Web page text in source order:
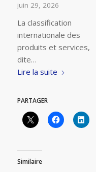
juin 29, 2026
La classification
internationale des
produits et services,
dite…
Lire la suite
PARTAGER
Similaire